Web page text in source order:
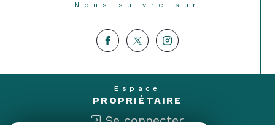
Nous suivre sur
Espace
PROPRIÉTAIRE
Se connecter